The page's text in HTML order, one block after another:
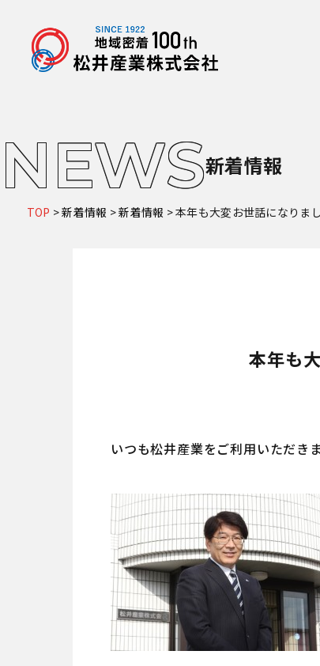
NEWS新着情報
TOP >新着情報 >新着情報 >本年も大変お世話になりま
本年も
いつも松井産業をご利用いただき